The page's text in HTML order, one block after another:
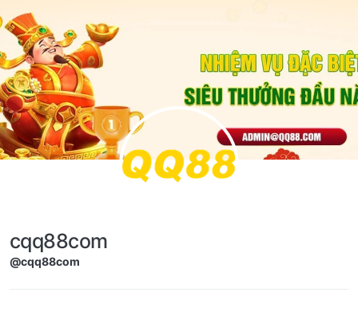
Aller directement au contenu
cqq88com
@cqq88com